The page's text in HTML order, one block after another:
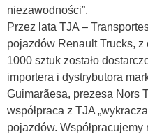
niezawodności”.
Przez lata TJA –
pojazdów Renault Trucks,
1000 sztuk zostało
importera i dystrybutora
Guimarãesa, prezesa Nors
współpraca z TJA
pojazdów.